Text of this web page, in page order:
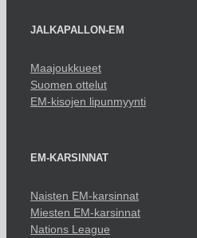
JALKAPALLON-EM
Maajoukkueet
Suomen ottelut
EM-kisojen lipunmyynti
EM-KARSINNAT
Naisten EM-karsinnat
Miesten EM-karsinnat
Nations League